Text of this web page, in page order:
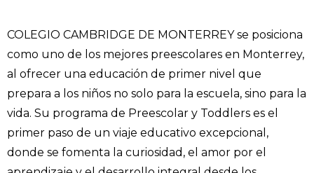
COLEGIO CAMBRIDGE DE MONTERREY se posiciona
como uno de los mejores preescolares en Monterrey,
al ofrecer una educación de primer nivel que
prepara a los niños no solo para la escuela, sino para la
vida. Su programa de Preescolar y Toddlers es el
primer paso de un viaje educativo excepcional,
donde se fomenta la curiosidad, el amor por el